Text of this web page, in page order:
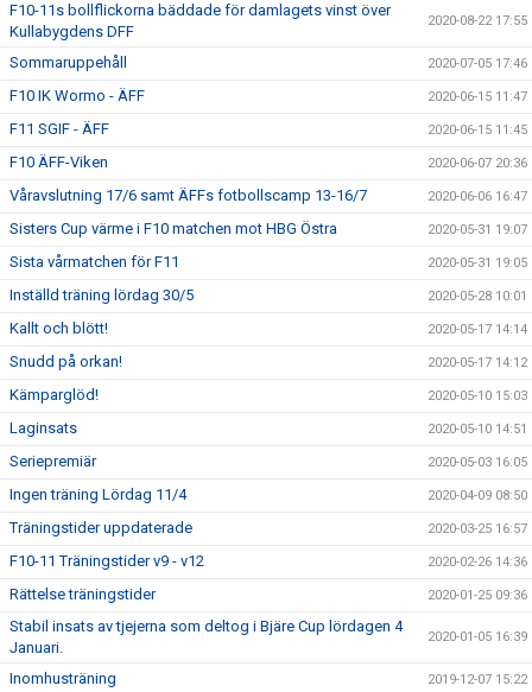
F10-11s bollflickorna bäddade för damlagets vinst över
Kullabygdens DFF
2020-08-22 17:55
Sommaruppehåll 2020-07-05 17:46
F10 IK Wormo - ÄFF 2020-06-15 11:47
F11 SGIF - ÄFF 2020-06-15 11:45
F10 ÄFF-Viken 2020-06-07 20:36
Våravslutning 17/6 samt ÄFFs fotbollscamp 13-16/7 2020-06-06 16:47
Sisters Cup värme i F10 matchen mot HBG Östra 2020-05-31 19:07
Sista vårmatchen för F11 2020-05-31 19:05
Inställd träning lördag 30/5 2020-05-28 10:01
Kallt och blött! 2020-05-17 14:14
Snudd på orkan! 2020-05-17 14:12
Kämparglöd! 2020-05-10 15:03
Laginsats 2020-05-10 14:51
Seriepremiär 2020-05-03 16:05
Ingen träning Lördag 11/4 2020-04-09 08:50
Träningstider uppdaterade 2020-03-25 16:57
F10-11 Träningstider v9 - v12 2020-02-26 14:36
Rättelse träningstider 2020-01-25 09:36
Stabil insats av tjejerna som deltog i Bjäre Cup lördagen 4
Januari.
2020-01-05 16:39
Inomhusträning 2019-12-07 15:22